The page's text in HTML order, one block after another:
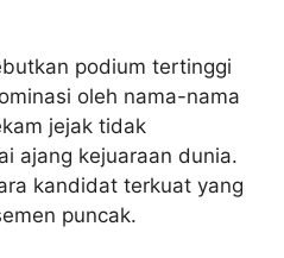
podium tertinggi
oleh nama-nama
jejak tidak
ajang kejuaraan dunia.
kandidat terkuat yang
puncak.